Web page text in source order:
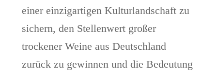
einer einzigartigen Kulturlandschaft zu
sichern, den Stellenwert großer
trockener Weine aus Deutschland
zurück zu gewinnen und die Bedeutung